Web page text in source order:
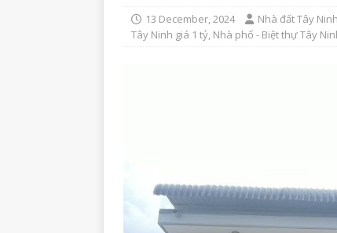
13 December, 2024 Nhà đất Tây Ninh
Tây Ninh giá 1 tỷ, Nhà phố - Biệt thự Tây